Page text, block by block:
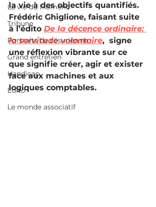
La vie du Moment
Tribune
Portraits de césurien.ne
Grand entretien
Handicap
Édito
Le monde associatif
la vie à des objectifs quantifiés.
Frédéric Ghiglione, faisant suite
à l’édito De la décence ordinaire:
la servitude volontaire,  signe
une réflexion vibrante sur ce
que signifie créer, agir et exister
face aux machines et aux
logiques comptables.